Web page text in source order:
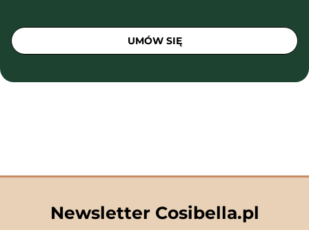
UMÓW SIĘ
Newsletter Cosibella.pl